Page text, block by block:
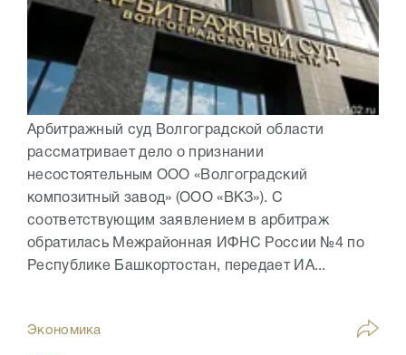
Арбитражный суд Волгоградской области
рассматривает дело о признании
несостоятельным ООО «Волгоградский
композитный завод» (ООО «ВКЗ»). С
соответствующим заявлением в арбитраж
обратилась Межрайонная ИФНС России №4 по
Республике Башкортостан, передает ИА...
Экономика